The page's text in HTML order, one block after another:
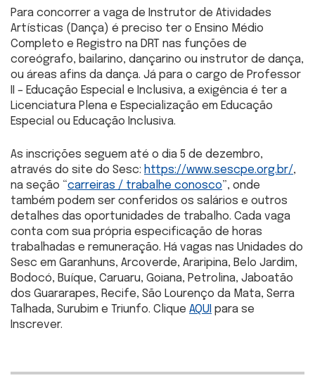
Para concorrer a vaga de Instrutor de Atividades
Artísticas (Dança) é preciso ter o Ensino Médio
Completo e Registro na DRT nas funções de
coreógrafo, bailarino, dançarino ou instrutor de dança,
ou áreas afins da dança. Já para o cargo de Professor
II – Educação Especial e Inclusiva, a exigência é ter a
Licenciatura Plena e Especialização em Educação
Especial ou Educação Inclusiva.
As inscrições seguem até o dia 5 de dezembro,
através do site do Sesc: https://www.sescpe.org.br/,
na seção “carreiras / trabalhe conosco”, onde
também podem ser conferidos os salários e outros
detalhes das oportunidades de trabalho. Cada vaga
conta com sua própria especificação de horas
trabalhadas e remuneração. Há vagas nas Unidades do
Sesc em Garanhuns, Arcoverde, Araripina, Belo Jardim,
Bodocó, Buíque, Caruaru, Goiana, Petrolina, Jaboatão
dos Guararapes, Recife, São Lourenço da Mata, Serra
Talhada, Surubim e Triunfo. Clique AQUI para se
Inscrever.